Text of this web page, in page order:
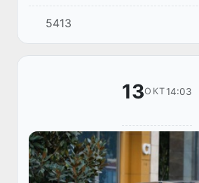
“Chevrolet Cobalt”, ки 3
бароварда шуда буд, барои 20 833 адад
автомашина пардохт анҷо...
5413
13ОКТ14:03